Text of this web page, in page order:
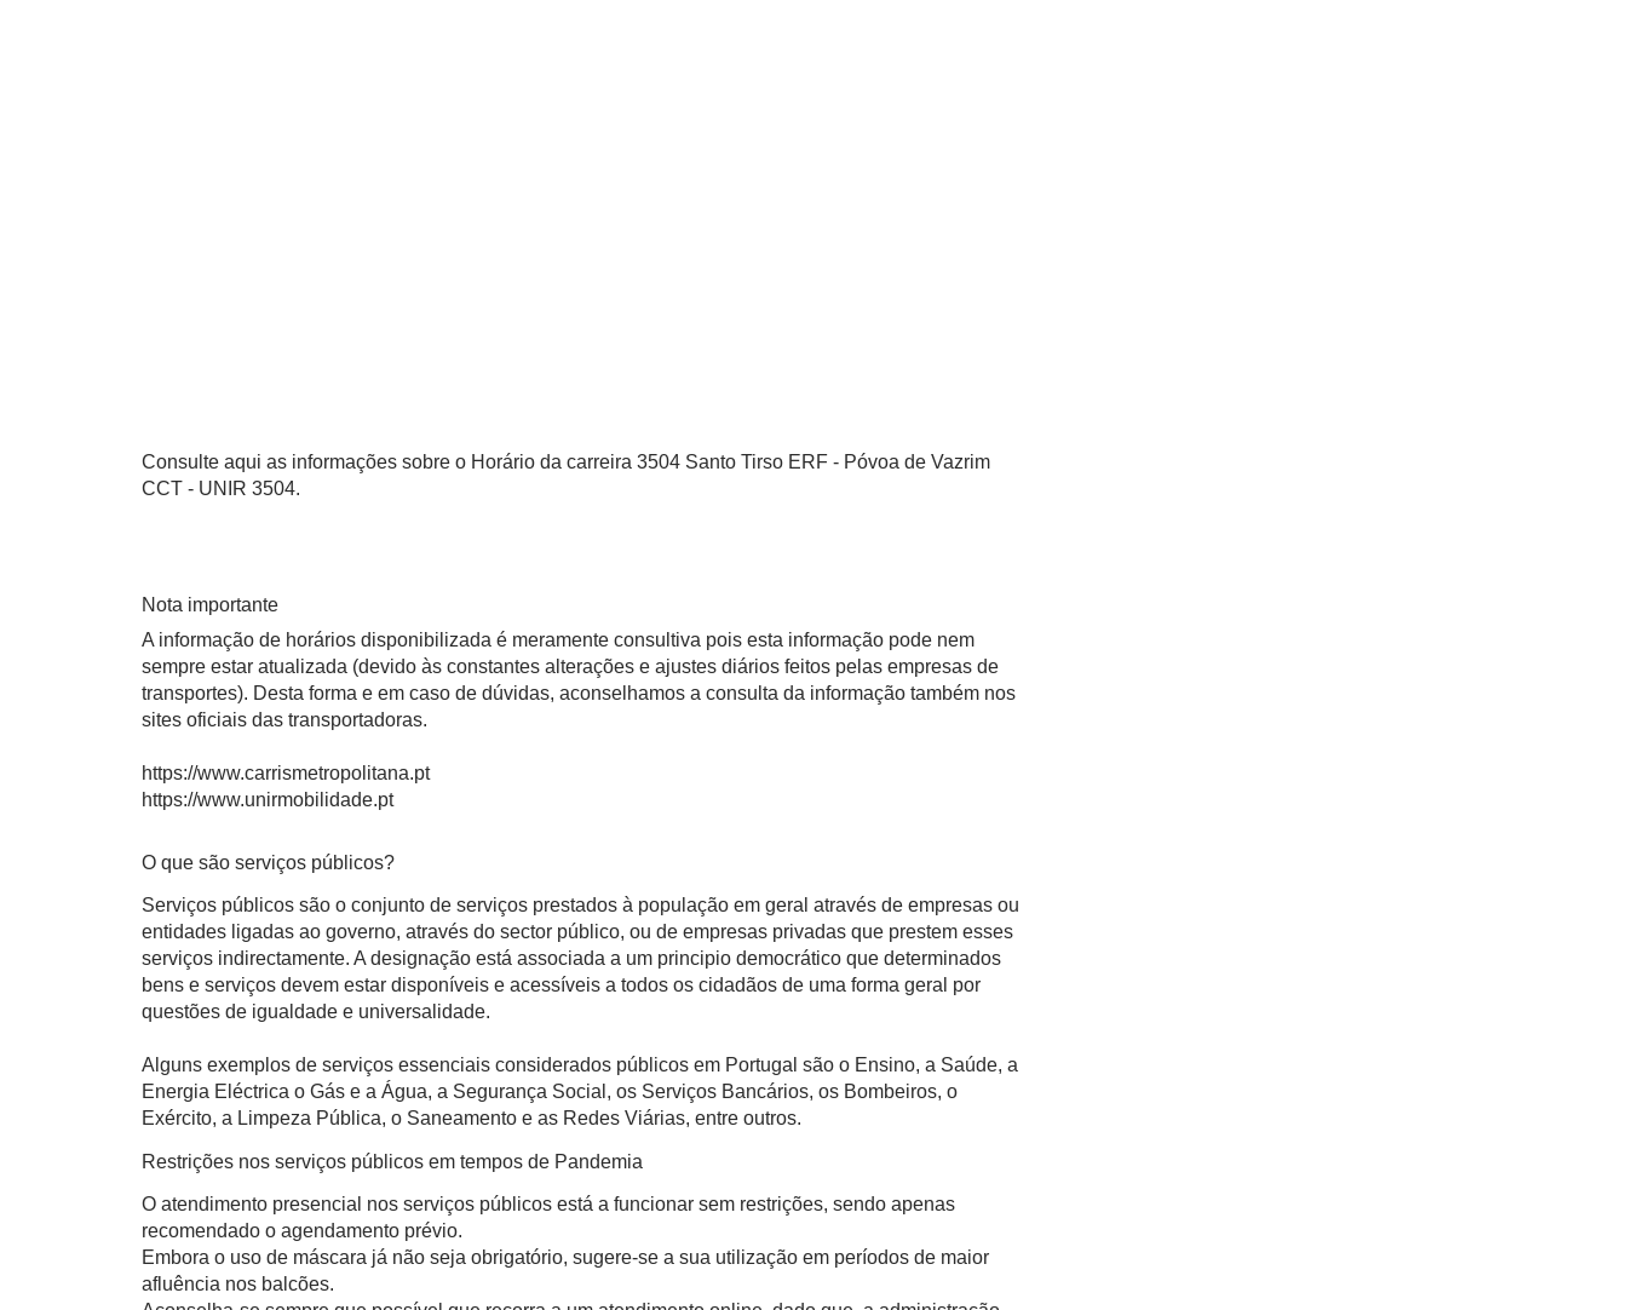
Consulte aqui as informações sobre o Horário da carreira 3504 Santo Tirso ERF - Póvoa de Vazrim
CCT - UNIR 3504.
Nota importante
A informação de horários disponibilizada é meramente consultiva pois esta informação pode nem
sempre estar atualizada (devido às constantes alterações e ajustes diários feitos pelas empresas de
transportes). Desta forma e em caso de dúvidas, aconselhamos a consulta da informação também nos
sites oficiais das transportadoras.
https://www.carrismetropolitana.pt
https://www.unirmobilidade.pt
O que são serviços públicos?
Serviços públicos são o conjunto de serviços prestados à população em geral através de empresas ou
entidades ligadas ao governo, através do sector público, ou de empresas privadas que prestem esses
serviços indirectamente. A designação está associada a um principio democrático que determinados
bens e serviços devem estar disponíveis e acessíveis a todos os cidadãos de uma forma geral por
questões de igualdade e universalidade.
Alguns exemplos de serviços essenciais considerados públicos em Portugal são o Ensino, a Saúde, a
Energia Eléctrica o Gás e a Água, a Segurança Social, os Serviços Bancários, os Bombeiros, o
Exército, a Limpeza Pública, o Saneamento e as Redes Viárias, entre outros.
Restrições nos serviços públicos em tempos de Pandemia
O atendimento presencial nos serviços públicos está a funcionar sem restrições, sendo apenas
recomendado o agendamento prévio.
Embora o uso de máscara já não seja obrigatório, sugere-se a sua utilização em períodos de maior
afluência nos balcões.